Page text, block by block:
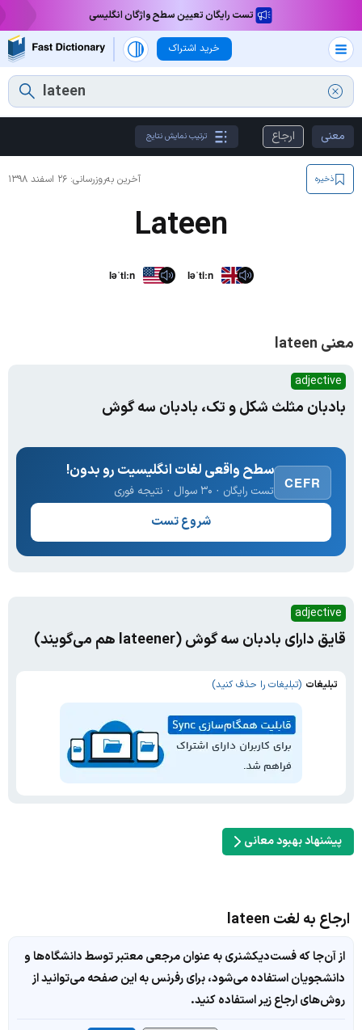
تست رایگان تعیین سطح واژگان انگلیسی
خرید اشتراک
معنی ارجاع ترتیب نمایش نتایج
آخرین به‌روزرسانی: ۲۶ اسفند ۱۳۹۸ ذخیره
Lateen
ləˈtiːn ləˈtiːn
معنی lateen
adjective
بادبان مثلث شکل و تک، بادبان سه گوش
CEFR
سطح واقعی لغات انگلیسیت رو بدون!
تست رایگان · ۳۰ سوال · نتیجه فوری
شروع تست
adjective
قایق دارای بادبان سه گوش (lateener هم می‌گویند)
تبلیغات (تبلیغات را حذف کنید)
پیشنهاد بهبود معانی
ارجاع به لغت lateen
از آن‌جا که فست‌دیکشنری به عنوان مرجعی معتبر توسط دانشگاه‌ها و
دانشجویان استفاده می‌شود، برای رفرنس به این صفحه می‌توانید از
روش‌های ارجاع زیر استفاده کنید.